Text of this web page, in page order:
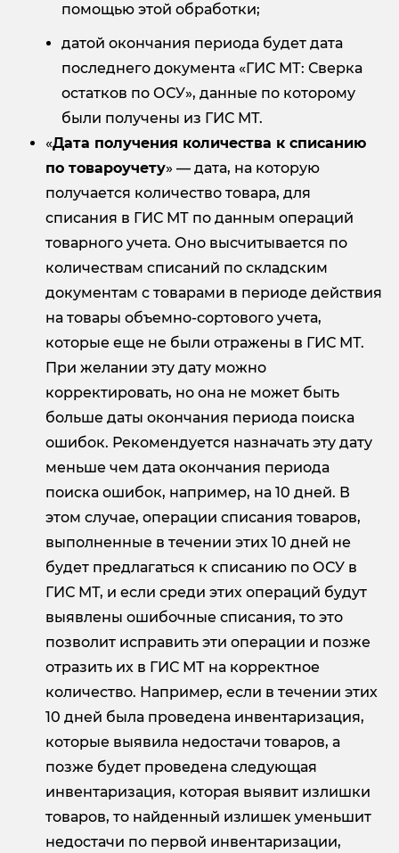
помощью этой обработки;
датой окончания периода будет дата
последнего документа «ГИС МТ: Сверка
остатков по ОСУ», данные по которому
были получены из ГИС МТ.
«Дата получения количества к списанию
по товароучету» — дата, на которую
получается количество товара, для
списания в ГИС МТ по данным операций
товарного учета. Оно высчитывается по
количествам списаний по складским
документам с товарами в периоде действия
на товары объемно-сортового учета,
которые еще не были отражены в ГИС МТ.
При желании эту дату можно
корректировать, но она не может быть
больше даты окончания периода поиска
ошибок. Рекомендуется назначать эту дату
меньше чем дата окончания периода
поиска ошибок, например, на 10 дней. В
этом случае, операции списания товаров,
выполненные в течении этих 10 дней не
будет предлагаться к списанию по ОСУ в
ГИС МТ, и если среди этих операций будут
выявлены ошибочные списания, то это
позволит исправить эти операции и позже
отразить их в ГИС МТ на корректное
количество. Например, если в течении этих
10 дней была проведена инвентаризация,
которые выявила недостачи товаров, а
позже будет проведена следующая
инвентаризация, которая выявит излишки
товаров, то найденный излишек уменьшит
недостачи по первой инвентаризации,